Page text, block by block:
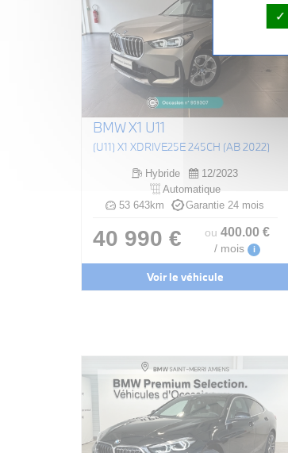
BMW X1 U11
(U11) X1 XDRIVE25E 245CH (AB 2022)
Hybride
12/2023
Automatique
53 643km
Garantie 24 mois
40 990 € ou400.00 €
/ mois i
Voir le véhicule